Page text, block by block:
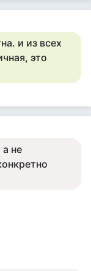
и из всех
это
не